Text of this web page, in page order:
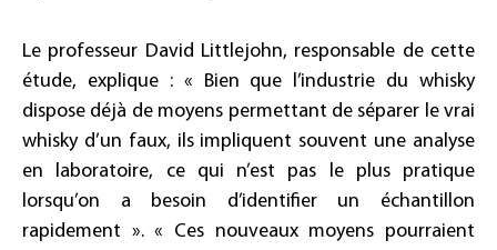
Le professeur David Littlejohn, responsable de cette
étude, explique : « Bien que l’industrie du whisky
dispose déjà de moyens permettant de séparer le vrai
whisky d’un faux, ils impliquent souvent une analyse
en laboratoire, ce qui n’est pas le plus pratique
lorsqu’on a besoin d’identifier un échantillon
rapidement ». « Ces nouveaux moyens pourraient